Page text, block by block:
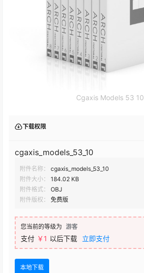
Cgaxis Models 53 10
下载权限
cgaxis_models_53_10
附件名称：
cgaxis_models_53_10
附件大小：
184.02 KB
附件格式：
OBJ
附件版权：
免费版
您当前的等级为 游客
支付 ￥1 以后下载 立即支付
本地下载